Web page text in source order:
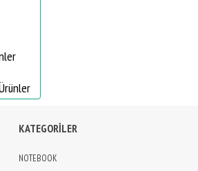
KATEGORİLER
NOTEBOOK